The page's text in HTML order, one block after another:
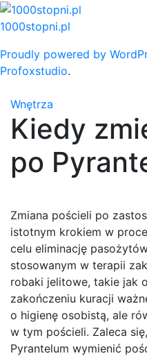
Skip
to
1000stopni.pl
Proudly powered by
Profoxstudio.
Wnętrza
Kiedy
po
Zmiana pościeli po
istotnym krokiem w
celu eliminację
stosowanym w terapii
robaki jelitowe, takie jak
zakończeniu kuracji
o higienę osobistą, ale
w tym pościeli. Zaleca
Pyrantelum wymienić